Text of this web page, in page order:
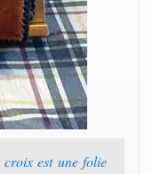
est une folie